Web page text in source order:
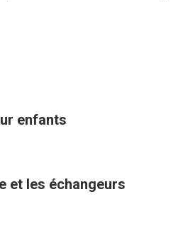
enfants
et les échangeurs